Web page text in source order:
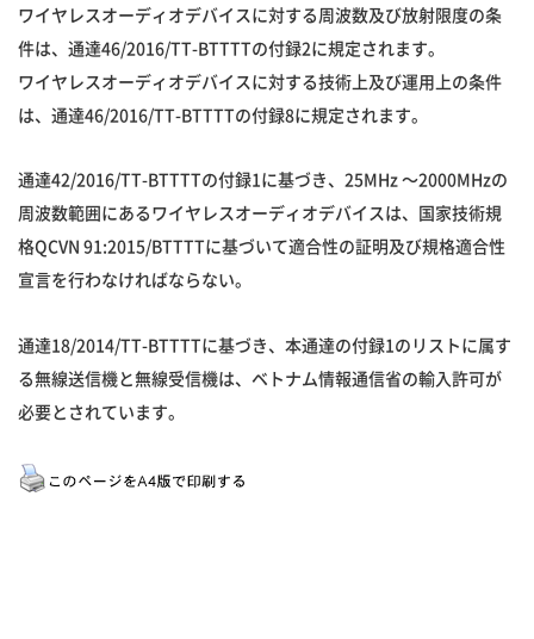
ワイヤレスオーディオデバイスに対する周波数及び放射限度の条
件は、通達46/2016/TT-BTTTTの付録2に規定されます。
ワイヤレスオーディオデバイスに対する技術上及び運用上の条件
は、通達46/2016/TT-BTTTTの付録8に規定されます。
通達42/2016/TT-BTTTTの付録1に基づき、25MHz 〜2000MHzの
周波数範囲にあるワイヤレスオーディオデバイスは、国家技術規
格QCVN 91:2015/BTTTTに基づいて適合性の証明及び規格適合性
宣言を行わなければならない。
通達18/2014/TT-BTTTTに基づき、本通達の付録1のリストに属す
る無線送信機と無線受信機は、ベトナム情報通信省の輸入許可が
必要とされています。